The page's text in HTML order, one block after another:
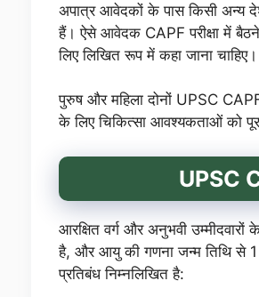
अपात्र आवेदकों के पास किसी अन्य
हैं। ऐसे आवेदक CAPF परीक्षा में
लिए लिखित रूप में कहा जाना चाहिए।
पुरुष और महिला दोनों UPSC
के लिए चिकित्सा आवश्यकताओं को पूरा
UPSC
आरक्षित वर्ग और अनुभवी
है, और आयु की गणना जन्म तिथि से 1
प्रतिबंध निम्नलिखित है: